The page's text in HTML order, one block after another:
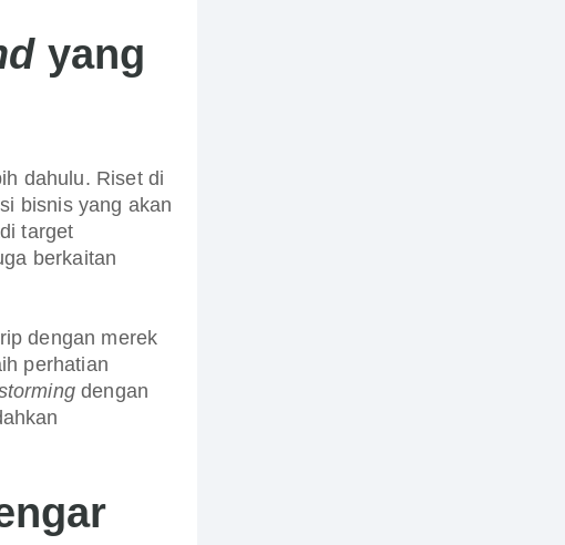
yang
dahulu. Riset di
bisnis yang akan
target
berkaitan
dengan merek
perhatian
dengan